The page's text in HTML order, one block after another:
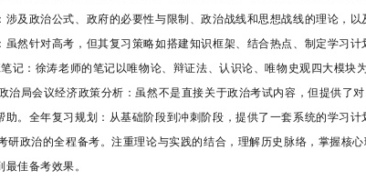
及政治公式、政府的必要性与限制、政治战线和思想战线的理论，
然针对高考，但其复习策略如搭建知识框架、结合热点、制定学习
记：徐涛老师的笔记以唯物论、辩证法、认识论、唯物史观四大模块
治局会议经济政策分析：虽然不是直接关于政治考试内容，但提供了
。全年复习规划：从基础阶段到冲刺阶段，提供了一套系统的学习
研政治的全程备考。注重理论与实践的结合，理解历史脉络，掌握核
佳备考效果。